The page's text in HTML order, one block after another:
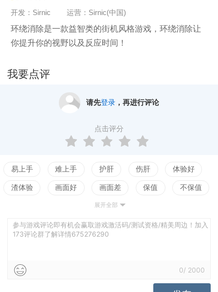
开发：Sirnic 运营：Sirnic(中国)
环绕消除是一款益智类的街机风格游戏，环绕消除让
你提升你的视野以及反应时间！
我要点评
请先登录，再进行评论
点击评分
易上手 难上手 护肝 伤肝 体验好
渣体验 画面好 画面差 保值 不保值
测试
强社交 弱社交
展开全部
参与游戏评论即有机会赢取游戏激活码/测试资格/精美周边！加入
173评论群了解详情675276290
0/ 2000